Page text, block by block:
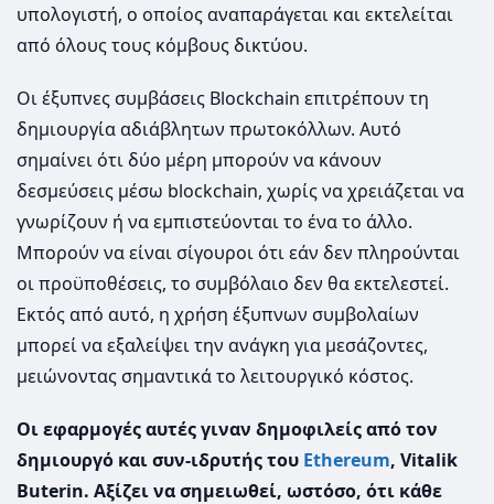
υπολογιστή, ο οποίος αναπαράγεται και εκτελείται
από όλους τους κόμβους δικτύου.
Οι έξυπνες συμβάσεις Blockchain επιτρέπουν τη
δημιουργία αδιάβλητων πρωτοκόλλων. Αυτό
σημαίνει ότι δύο μέρη μπορούν να κάνουν
δεσμεύσεις μέσω blockchain, χωρίς να χρειάζεται να
γνωρίζουν ή να εμπιστεύονται το ένα το άλλο.
Μπορούν να είναι σίγουροι ότι εάν δεν πληρούνται
οι προϋποθέσεις, το συμβόλαιο δεν θα εκτελεστεί.
Εκτός από αυτό, η χρήση έξυπνων συμβολαίων
μπορεί να εξαλείψει την ανάγκη για μεσάζοντες,
μειώνοντας σημαντικά το λειτουργικό κόστος.
Οι εφαρμογές αυτές γιναν δημοφιλείς από τον
δημιουργό και συν-ιδρυτής του Ethereum, Vitalik
Buterin. Αξίζει να σημειωθεί, ωστόσο, ότι κάθε